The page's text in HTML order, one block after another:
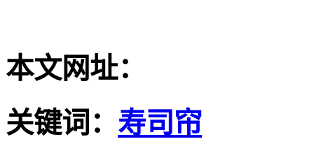
本文网址：
关键词： 寿司帘